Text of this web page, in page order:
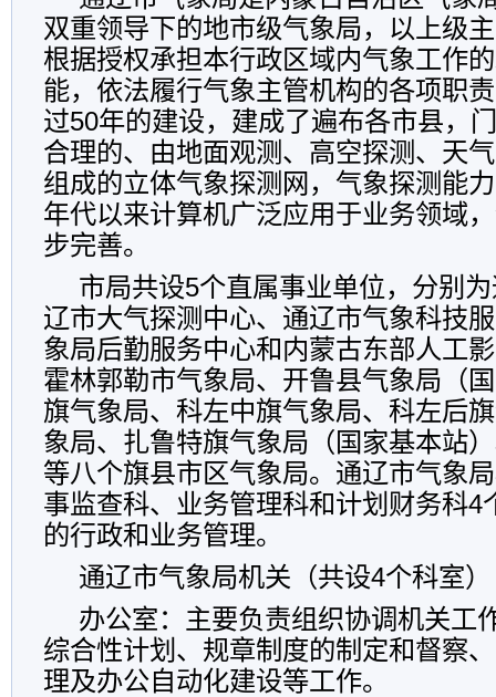
双重领导下的地市级气象局，以上级
根据授权承担本行政区域内气象工作
能，依法履行气象主管机构的各项职
过50年的建设，建成了遍布各市县，
合理的、由地面观测、高空探测、天
组成的立体气象探测网，气象探测能
年代以来计算机广泛应用于业务领域
步完善。
市局共设5个直属事业单位，分别
辽市大气探测中心、通辽市气象科技
象局后勤服务中心和内蒙古东部人工
霍林郭勒市气象局、开鲁县气象局（
旗气象局、科左中旗气象局、科左后
象局、扎鲁特旗气象局（国家基本站
等八个旗县市区气象局。通辽市气象
事监查科、业务管理科和计划财务科4
的行政和业务管理。
通辽市气象局机关（共设4个科室）
办公室：主要负责组织协调机关工
综合性计划、规章制度的制定和督察
理及办公自动化建设等工作。